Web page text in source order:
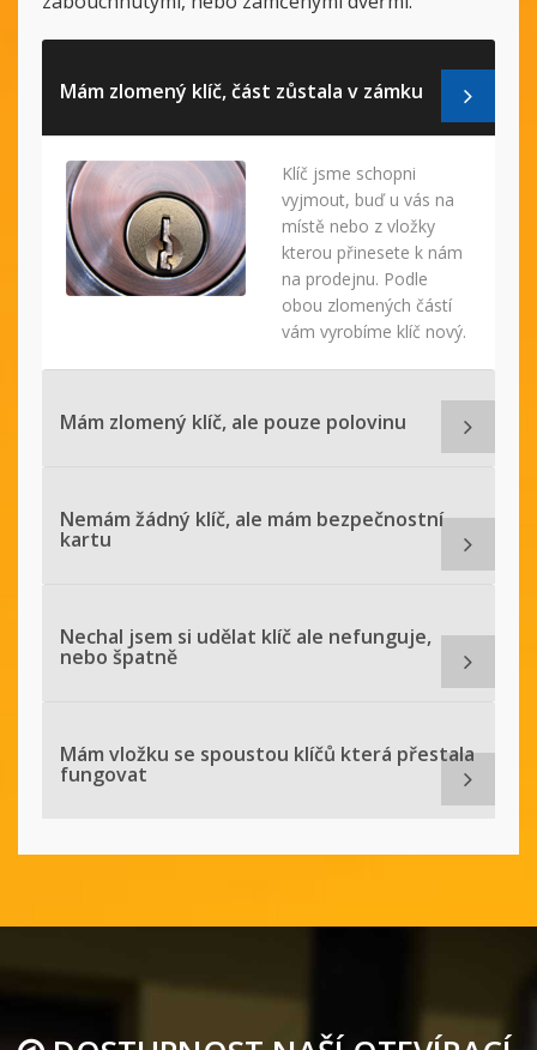
Mám zlomený klíč, část zůstala v zámku
Klíč jsme schopni
vyjmout, buď u vás na
místě nebo z vložky
kterou přinesete k nám
na prodejnu. Podle
obou zlomených částí
vám vyrobíme klíč nový.
Mám zlomený klíč, ale pouze polovinu
Nemám žádný klíč, ale mám bezpečnostní
kartu
Nechal jsem si udělat klíč ale nefunguje,
nebo špatně
Mám vložku se spoustou klíčů která přestala
fungovat